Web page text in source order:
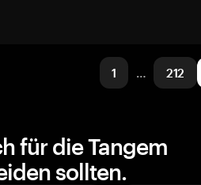
1 … 212
für die Tangem
sollten.